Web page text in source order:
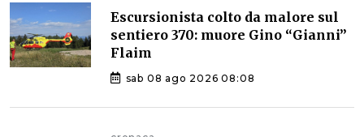
Escursionista colto da malore sul
sentiero 370: muore Gino “Gianni”
Flaim
sab 08 ago 2026 08:08